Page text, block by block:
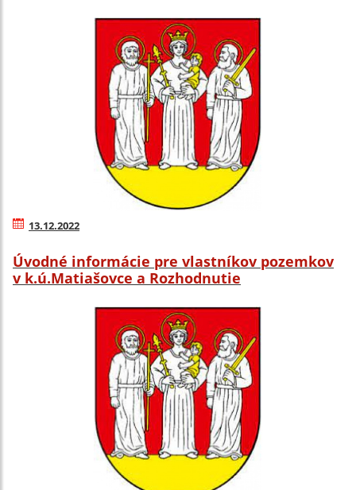
13.12.2022
Úvodné informácie pre vlastníkov pozemkov
v k.ú.Matiašovce a Rozhodnutie